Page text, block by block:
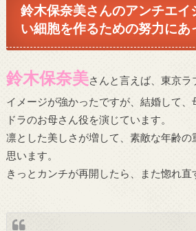
鈴木保奈美さんのアンチエイ
い細胞を作るための努力にあ
鈴木保奈美さんと言えば、東京
イメージが強かったですが、結婚して
ドラのお母さん役を演じています。
凛とした美しさが増して、素敵な年齢の
思います。
きっとカンチが再開したら、また惚れ直